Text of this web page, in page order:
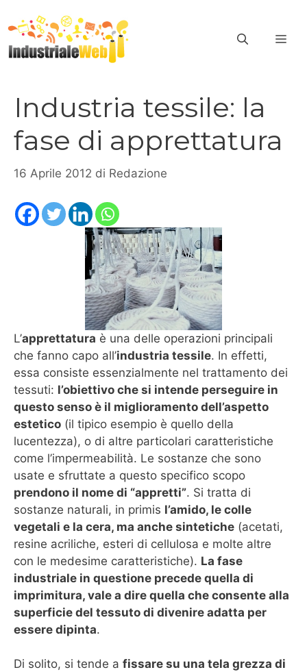
al
contenuto
Industria tessile: la
fase di apprettatura
16 Aprile 2012 di Redazione
L’apprettatura è una delle operazioni principali
che fanno capo all’industria tessile. In effetti,
essa consiste essenzialmente nel trattamento dei
tessuti: l’obiettivo che si intende perseguire in
questo senso è il miglioramento dell’aspetto
estetico (il tipico esempio è quello della
lucentezza), o di altre particolari caratteristiche
come l’impermeabilità. Le sostanze che sono
usate e sfruttate a questo specifico scopo
prendono il nome di “appretti”. Si tratta di
sostanze naturali, in primis l’amido, le colle
vegetali e la cera, ma anche sintetiche (acetati,
resine acriliche, esteri di cellulosa e molte altre
con le medesime caratteristiche). La fase
industriale in questione precede quella di
imprimitura, vale a dire quella che consente alla
superficie del tessuto di divenire adatta per
essere dipinta.
Di solito, si tende a fissare su una tela grezza di